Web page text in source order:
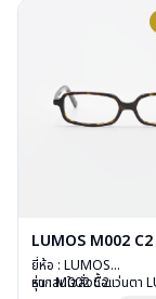
LUMOS M002 C2
ยี่ห้อ : LUMOS
รุ่น : M002 C2
หากสนใจสั่งชื้อแว่นตา